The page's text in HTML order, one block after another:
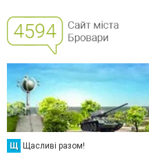
Щ Щасливі разом!